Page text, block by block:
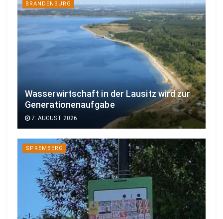
BRANDENBURG
Wasserwirtschaft in der Lausitz wird zur
Generationenaufgabe
7. AUGUST 2026
SPREMBERG